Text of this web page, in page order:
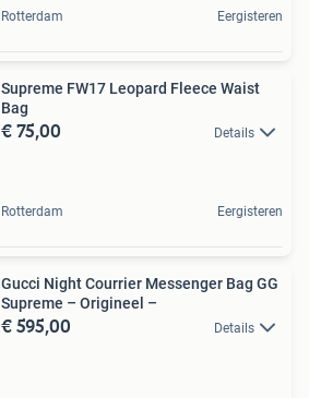
Rotterdam Eergisteren
Supreme FW17 Leopard Fleece Waist
Bag
€ 75,00 Details
Rotterdam Eergisteren
Gucci Night Courrier Messenger Bag GG
Supreme – Origineel –
€ 595,00 Details